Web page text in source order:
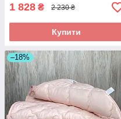
1 828 ₴ 2 230 ₴
Купити
–18%